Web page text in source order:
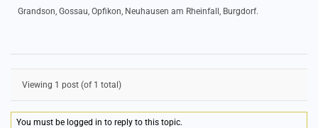
Grandson, Gossau, Opfikon, Neuhausen am Rheinfall, Burgdorf.
Viewing 1 post (of 1 total)
You must be logged in to reply to this topic.